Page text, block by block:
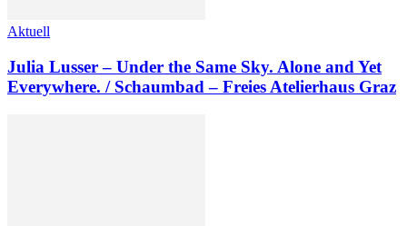
Aktuell
Julia Lusser – Under the Same Sky. Alone and Yet
Everywhere. / Schaumbad – Freies Atelierhaus Graz